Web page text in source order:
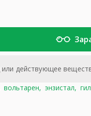
вольтарен, энзистал,